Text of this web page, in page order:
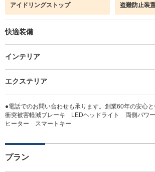
アイドリングストップ 盗難防止装
快適装備
インテリア
エクステリア
●電話でのお問い合わせも承ります。創業60年の安心と
衝突被害軽減ブレーキ LEDヘッドライト 両側パワ
ヒーター スマートキー
プラン